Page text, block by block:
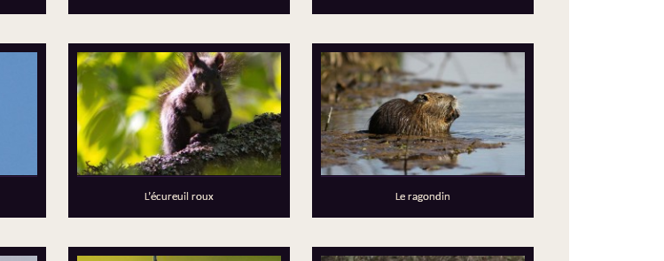
L’écureuil roux Le ragondin